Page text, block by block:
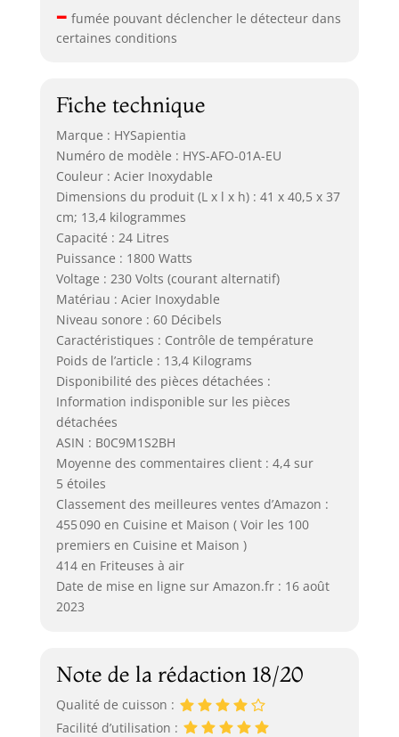
– fumée pouvant déclencher le détecteur dans
certaines conditions
Fiche technique
Marque : HYSapientia
Numéro de modèle : HYS-AFO-01A-EU
Couleur : Acier Inoxydable
Dimensions du produit (L x l x h) : 41 x 40,5 x 37
cm; 13,4 kilogrammes
Capacité : 24 Litres
Puissance : 1800 Watts
Voltage : 230 Volts (courant alternatif)
Matériau : Acier Inoxydable
Niveau sonore : 60 Décibels
Caractéristiques : Contrôle de température
Poids de l’article : 13,4 Kilograms
Disponibilité des pièces détachées :
Information indisponible sur les pièces
détachées
ASIN : B0C9M1S2BH
Moyenne des commentaires client : 4,4 sur
5 étoiles
Classement des meilleures ventes d’Amazon :
455 090 en Cuisine et Maison ( Voir les 100
premiers en Cuisine et Maison )
414 en Friteuses à air
Date de mise en ligne sur Amazon.fr : 16 août
2023
Note de la rédaction 18/20
Qualité de cuisson :
Facilité d’utilisation :